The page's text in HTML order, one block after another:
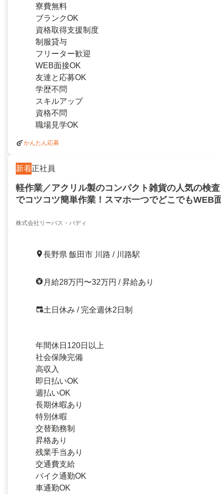
寮費無料
ブランクOK
資格取得支援制度
制服貸与
フリーター歓迎
WEB面接OK
友達と応募OK
学歴不問
スキルアップ
資格不問
職場見学OK
かんたん応募
新着正社員
軽作業／アクリル製のコンパクト雑貨の人気の検
でコツコツ簡単作業！スマホ一つでどこでもWEB
株式会社リーパス・バディ
長野県 飯田市 川路 / 川路駅
月給28万円〜32万円 / 昇給あり
土日休み / 完全週休2日制
年間休日120日以上
社会保険完備
高収入
即日払いOK
週払いOK
長期休暇あり
特別休暇
交替勤務制
昇格あり
残業手当あり
交通費支給
バイク通勤OK
車通勤OK